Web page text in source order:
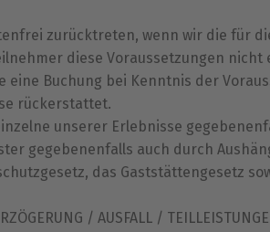
zurücktreten, wenn wir die für
diese Voraussetzungen
Buchung bei Kenntnis der
rückerstattet.
unserer Erlebnisse
gegebenenfalls auch durch
das Gaststättengesetz
/ AUSFALL /